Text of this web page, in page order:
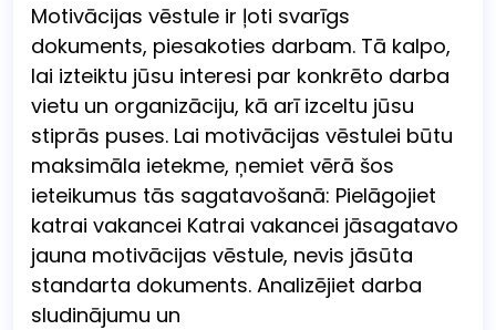
Motivācijas vēstule ir ļoti svarīgs
dokuments, piesakoties darbam. Tā kalpo,
lai izteiktu jūsu interesi par konkrēto darba
vietu un organizāciju, kā arī izceltu jūsu
stiprās puses. Lai motivācijas vēstulei būtu
maksimāla ietekme, ņemiet vērā šos
ieteikumus tās sagatavošanā: Pielāgojiet
katrai vakancei Katrai vakancei jāsagatavo
jauna motivācijas vēstule, nevis jāsūta
standarta dokuments. Analizējiet darba
sludinājumu un